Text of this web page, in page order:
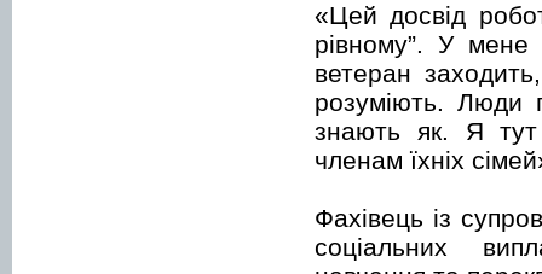
«Цей досвід
рівному”. У мене
ветеран
розуміють. Люди
знають як. Я
членам їхніх
Фахівець із
соціальних